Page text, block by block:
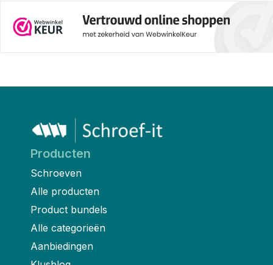
Producten
Schroeven
Alle producten
Product bundels
Alle categorieën
Aanbiedingen